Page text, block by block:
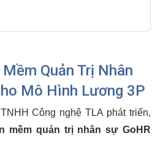
Quản Trị Nhân
Mô Hình Lương 3P
Công nghệ TLA phát triển,
mềm quản trị nhân sự GoHR